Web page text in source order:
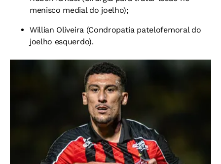
menisco medial do joelho);
Willian Oliveira (Condropatia patelofemoral do
joelho esquerdo).